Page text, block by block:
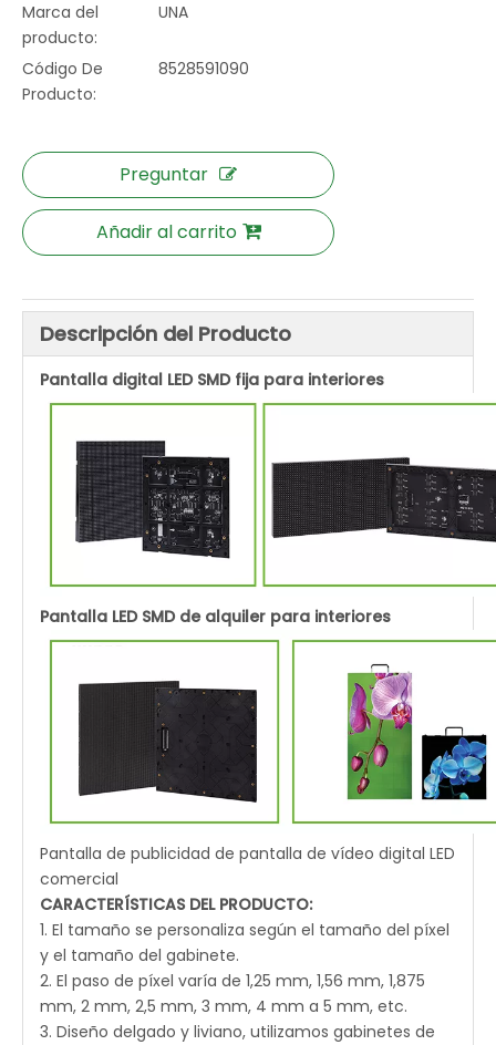
Marca del
producto:
UNA
Código De
Producto:
8528591090
Preguntar
Añadir al carrito
Descripción del Producto
Pantalla digital LED SMD fija para interiores
Pantalla LED SMD de alquiler para interiores
Pantalla de publicidad de pantalla de vídeo digital LED
comercial
CARACTERÍSTICAS DEL PRODUCTO:
1. El tamaño se personaliza según el tamaño del píxel
y el tamaño del gabinete.
2. El paso de píxel varía de 1,25 mm, 1,56 mm, 1,875
mm, 2 mm, 2,5 mm, 3 mm, 4 mm a 5 mm, etc.
3. Diseño delgado y liviano, utilizamos gabinetes de